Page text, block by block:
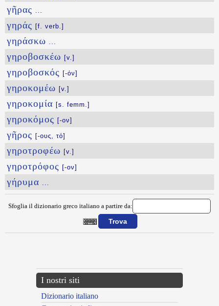
γῆρας ...
γηράς [f. verb.]
γηράσκω ...
γηροβοσκέω [v.]
γηροβοσκός [-όν]
γηροκομέω [v.]
γηροκομία [s. femm.]
γηροκόμος [-ον]
γῆρος [-ους, τό]
γηροτροφέω [v.]
γηροτρόφος [-ον]
γήρυμα ...
Sfoglia il dizionario greco italiano a partire da:
I nostri siti
Dizionario italiano